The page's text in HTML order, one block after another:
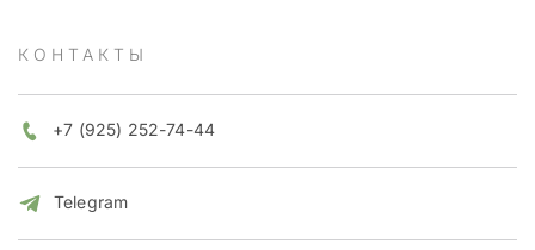
КОНТАКТЫ
+7 (925) 252-74-44
Telegram